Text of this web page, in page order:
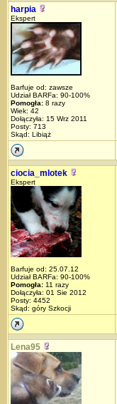
harpia
Ekspert
Barfuje od: zawsze
Udział BARFa: 90-100%
Pomogła: 8 razy
Wiek: 42
Dołączyła: 15 Wrz 2011
Posty: 713
Skąd: Libiąż
ciocia_mlotek
Ekspert
Barfuje od: 25.07.12
Udział BARFa: 90-100%
Pomogła: 11 razy
Dołączyła: 01 Sie 2012
Posty: 4452
Skąd: góry Szkocji
Lena95